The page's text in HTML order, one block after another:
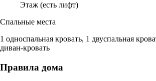
Этаж (есть лифт)
Спальные места
1 односпальная кровать, 1 двуспальная
диван-кровать
Правила дома